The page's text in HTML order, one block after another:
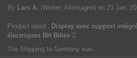
By Lars A. (Wetter, Allemagne) on 23 Jan.
Product rated : Display avec support
électriques BH Bikes
The Shipping to Germany was...